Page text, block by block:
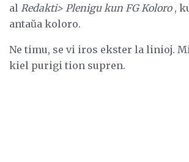
al Redakti> Plenigu kun FG Koloro,
antaŭa koloro.
Ne timu, se vi iros ekster la linioj.
kiel purigi tion supren.